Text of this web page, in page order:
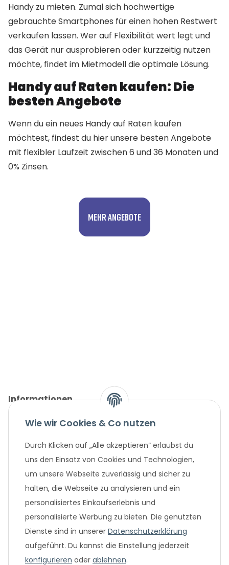
Handy zu mieten. Zumal sich hochwertige
gebrauchte Smartphones für einen hohen Restwert
verkaufen lassen. Wer auf Flexibilität wert legt und
das Gerät nur ausprobieren oder kurzzeitig nutzen
möchte, findet im Mietmodell die optimale Lösung.
Handy auf Raten kaufen: Die
besten Angebote
Wenn du ein neues Handy auf Raten kaufen
möchtest, findest du hier unsere besten Angebote
mit flexibler Laufzeit zwischen 6 und 36 Monaten und
0% Zinsen.
Mehr Angebote
Informationen
Gesetzliche Informationen
Unternehmen
Beliebte Angebote
Wie wir Cookies & Co nutzen
Durch Klicken auf „Alle akzeptieren“ erlaubst du
uns den Einsatz von Cookies und Technologien,
um unsere Webseite zuverlässig und sicher zu
halten, die Webseite zu analysieren und ein
personalisiertes Einkaufserlebnis und
personalisierte Werbung zu bieten. Die genutzten
Dienste sind in unserer Datenschutzerklärung
aufgeführt. Du kannst die Einstellung jederzeit
konfigurieren oder ablehnen.